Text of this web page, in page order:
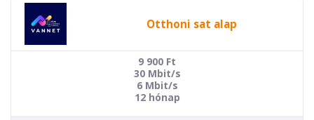
Otthoni sat alap
9 900 Ft
30 Mbit/s
6 Mbit/s
12 hónap